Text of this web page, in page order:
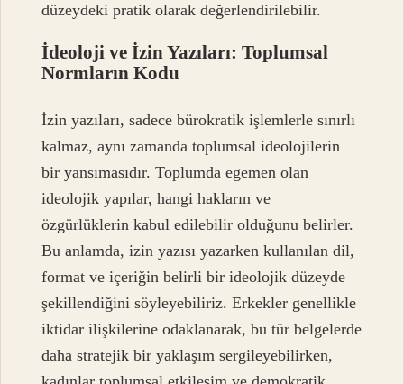
düzeydeki pratik olarak değerlendirilebilir.
İdeoloji ve İzin Yazıları: Toplumsal
Normların Kodu
İzin yazıları, sadece bürokratik işlemlerle sınırlı
kalmaz, aynı zamanda toplumsal ideolojilerin
bir yansımasıdır. Toplumda egemen olan
ideolojik yapılar, hangi hakların ve
özgürlüklerin kabul edilebilir olduğunu belirler.
Bu anlamda, izin yazısı yazarken kullanılan dil,
format ve içeriğin belirli bir ideolojik düzeyde
şekillendiğini söyleyebiliriz. Erkekler genellikle
iktidar ilişkilerine odaklanarak, bu tür belgelerde
daha stratejik bir yaklaşım sergileyebilirken,